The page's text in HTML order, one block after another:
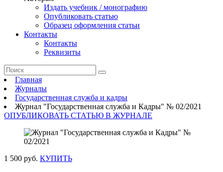
Издать учебник / монографию
Опубликовать статью
Образец оформления статьи
Контакты
Контакты
Реквизиты
Главная
Журналы
Государственная служба и кадры
Журнал "Государственная служба и Кадры" № 02/2021
ОПУБЛИКОВАТЬ СТАТЬЮ В ЖУРНАЛЕ
1 500 руб. КУПИТЬ